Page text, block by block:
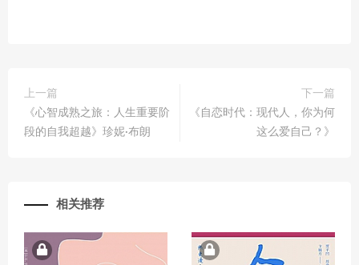
上一篇
《心智成熟之旅：人生重要阶
段的自我超越》珍妮·布朗
下一篇
《自恋时代：现代人，你为何
这么爱自己？》
相关推荐